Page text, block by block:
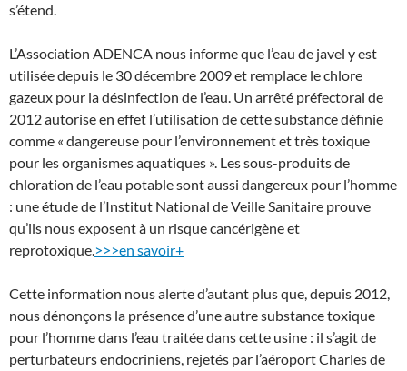
s’étend.
L’Association ADENCA nous informe que l’eau de javel y est
utilisée depuis le 30 décembre 2009 et remplace le chlore
gazeux pour la désinfection de l’eau. Un arrêté préfectoral de
2012 autorise en effet l’utilisation de cette substance définie
comme « dangereuse pour l’environnement et très toxique
pour les organismes aquatiques ». Les sous-produits de
chloration de l’eau potable sont aussi dangereux pour l’homme
: une étude de l’Institut National de Veille Sanitaire prouve
qu’ils nous exposent à un risque cancérigène et
reprotoxique.>>>en savoir+
Cette information nous alerte d’autant plus que, depuis 2012,
nous dénonçons la présence d’une autre substance toxique
pour l’homme dans l’eau traitée dans cette usine : il s’agit de
perturbateurs endocriniens, rejetés par l’aéroport Charles de